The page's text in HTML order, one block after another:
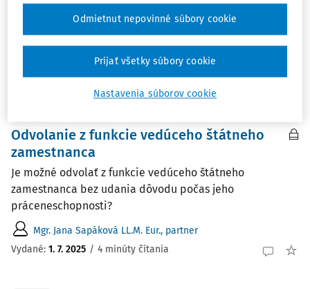
viedlo k úspore a dodatočným príjmom vo výške takmer
Odvolanie z funkcie vedúceho štátneho
zamestnanca
Je možné odvolať z funkcie vedúceho štátneho
zamestnanca bez udania dôvodu počas jeho
práceneschopnosti?
Mgr. Jana Sapáková LL.M. Eur., partner
Vydané: 1. 7. 2025 / 4 minúty čítania
Nastavenia súborov cookie
Odmietnut nepovinné súbory cookie
Prijať všetky súbory cookie